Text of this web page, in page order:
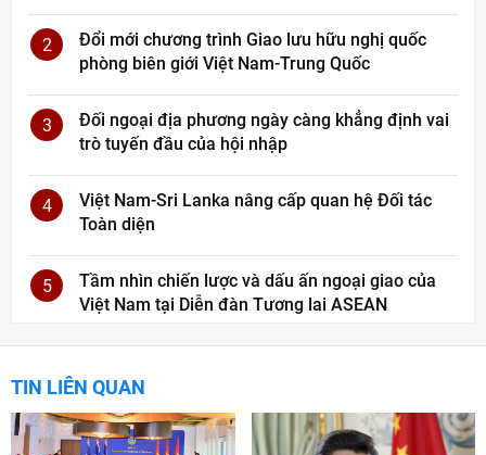
2
Đổi mới chương trình Giao lưu hữu nghị quốc
phòng biên giới Việt Nam-Trung Quốc
3
Đối ngoại địa phương ngày càng khẳng định vai
trò tuyến đầu của hội nhập
4
Việt Nam-Sri Lanka nâng cấp quan hệ Đối tác
Toàn diện
5
Tầm nhìn chiến lược và dấu ấn ngoại giao của
Việt Nam tại Diễn đàn Tương lai ASEAN
TIN LIÊN QUAN